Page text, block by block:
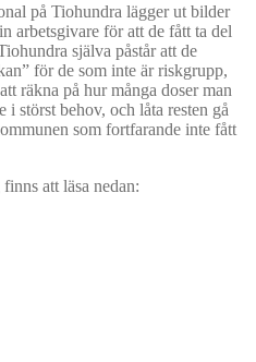
på Tiohundra lägger ut bilder
arbetsgivare för att de fått ta del
själva påstår att de
för de som inte är riskgrupp,
räkna på hur många doser man
i störst behov, och låta resten gå
som fortfarande inte fått
att läsa nedan: